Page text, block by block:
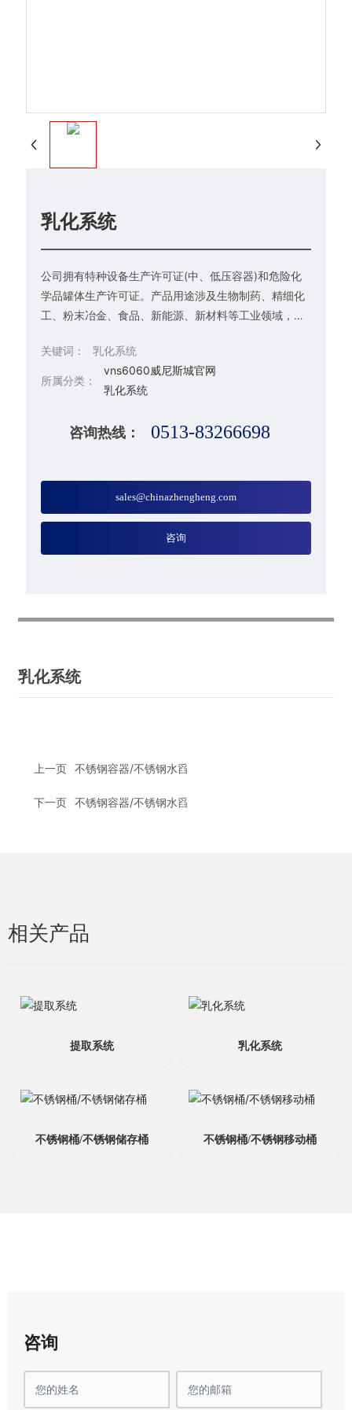
乳化系统
公司拥有特种设备生产许可证(中、低压容器)和危险化
学品罐体生产许可证。产品用途涉及生物制药、精细化
工、粉末冶金、食品、新能源、新材料等工业领域，可
关键词：
乳化系统
所属分类：
vns6060威尼斯城官网
乳化系统
咨询热线： 0513-83266698
sales@chinazhengheng.com
咨询
乳化系统
上一页 不锈钢容器/不锈钢水舀
下一页 不锈钢容器/不锈钢水舀
相关产品
提取系统 乳化系统
不锈钢桶/不锈钢储存桶 不锈钢桶/不锈钢移动桶
咨询